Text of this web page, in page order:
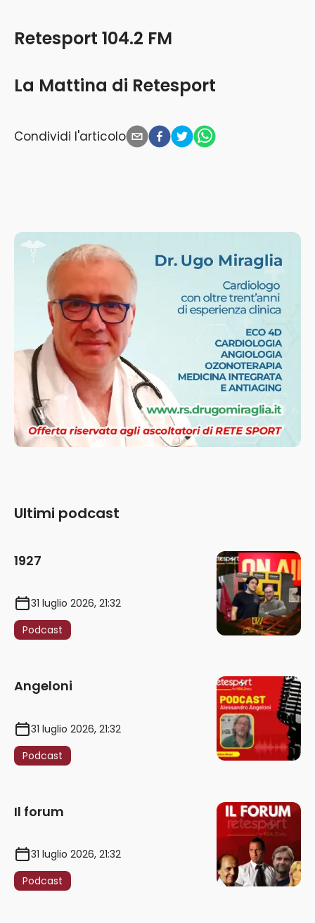
La Mattina di Retesport
Retesport 104.2 FM
Condividi l'articolo
Ultimi podcast
1927
31 luglio 2026, 21:32
Podcast
Angeloni
31 luglio 2026, 21:32
Podcast
Il forum
31 luglio 2026, 21:32
Podcast